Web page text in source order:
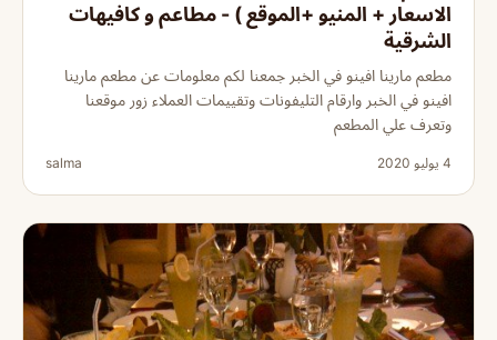
الاسعار + المنيو +الموقع ) - مطاعم و كافيهات
الشرقية
مطعم مارينا افينو في الخبر جمعنا لكم معلومات عن مطعم مارينا
افينو في الخبر وارقام التليفونات وتقييمات العملاء زور موقعنا
وتعرف علي المطعم
4 يوليو 2020 salma